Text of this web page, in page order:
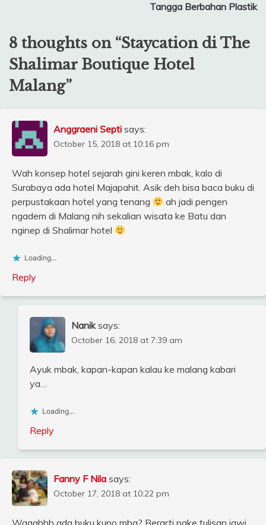
Tangga Berbahan Plastik
8 thoughts on “Staycation di The
Shalimar Boutique Hotel
Malang”
Anggraeni Septi says:
October 15, 2018 at 10:16 pm
Wah konsep hotel sejarah gini keren mbak, kalo di
Surabaya ada hotel Majapahit. Asik deh bisa baca buku di
perpustakaan hotel yang tenang
ah jadi pengen
ngadem di Malang nih sekalian wisata ke Batu dan
nginep di Shalimar hotel
Loading...
Reply
Nanik says:
October 16, 2018 at 7:39 am
Ayuk mbak, kapan-kapan kalau ke malang kabari
ya…
Loading...
Reply
Fanny F Nila says:
October 17, 2018 at 10:22 pm